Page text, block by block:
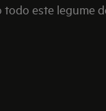
este legume